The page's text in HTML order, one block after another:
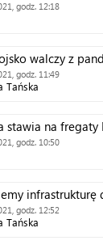
godz. 12:18
walczy z
godz. 11:49
Tańska
stawia na fregaty
godz. 10:50
infrastrukturę
godz. 12:52
Tańska